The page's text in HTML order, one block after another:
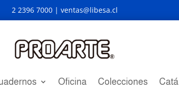
2 2396 7000 | ventas@libesa.cl
Oficina Colecciones